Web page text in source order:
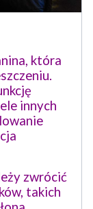
która
innych
zwrócić
takich